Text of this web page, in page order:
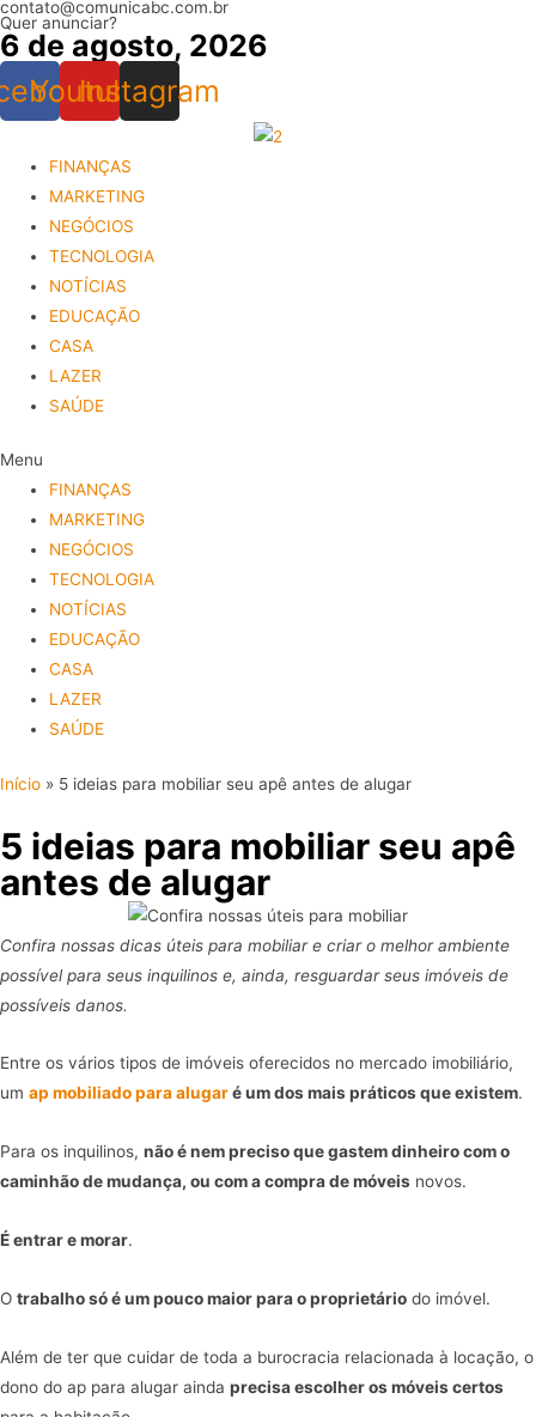
Ir
para
conteúdo
contato@comunicabc.com.br
Quer anunciar?
6 de agosto, 2026
Youtube
Instagram
FINANÇAS
MARKETING
NEGÓCIOS
TECNOLOGIA
NOTÍCIAS
EDUCAÇÃO
CASA
LAZER
SAÚDE
Menu
FINANÇAS
MARKETING
NEGÓCIOS
TECNOLOGIA
NOTÍCIAS
EDUCAÇÃO
CASA
LAZER
SAÚDE
Início » 5 ideias para mobiliar seu apê antes de alugar
5 ideias para mobiliar seu apê
antes de alugar
Confira nossas dicas úteis para mobiliar e criar o melhor ambiente
possível para seus inquilinos e, ainda, resguardar seus imóveis de
possíveis danos.
Entre os vários tipos de imóveis oferecidos no mercado imobiliário,
um ap mobiliado para alugaré um dos mais práticos que existem.
Para os inquilinos, não é nem preciso que gastem dinheiro com o
caminhão de mudança, ou com a compra de móveis novos.
É entrar e morar.
O trabalho só é um pouco maior para o proprietário do imóvel.
Além de ter que cuidar de toda a burocracia relacionada à locação, o
dono do ap para alugar ainda precisa escolher os móveis certos